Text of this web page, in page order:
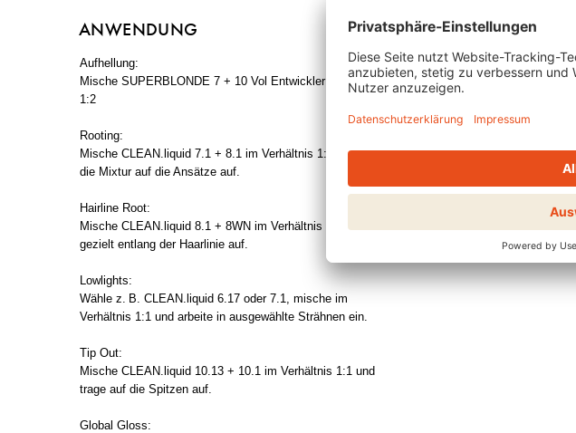
ANWENDUNG
Aufhellung:
Mische SUPERBLONDE 7 + 10 Vol Entwickler im Verhältnis
1:2
Rooting:
Mische CLEAN.liquid 7.1 + 8.1 im Verhältnis 1:1 und trage
die Mixtur auf die Ansätze auf.
Hairline Root:
Mische CLEAN.liquid 8.1 + 8WN im Verhältnis 1:1 und trage
gezielt entlang der Haarlinie auf.
Lowlights:
Wähle z. B. CLEAN.liquid 6.17 oder 7.1, mische im
Verhältnis 1:1 und arbeite in ausgewählte Strähnen ein.
Tip Out:
Mische CLEAN.liquid 10.13 + 10.1 im Verhältnis 1:1 und
trage auf die Spitzen auf.
Global Gloss: